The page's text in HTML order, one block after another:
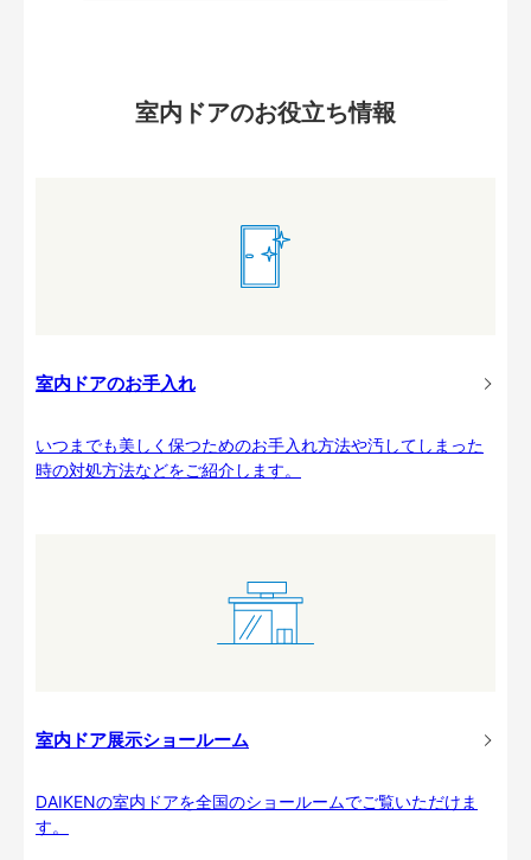
室内ドアのお役立ち情報
室内ドアのお手入れ
いつまでも美しく保つためのお手入れ方法や汚してしまった
時の対処方法などをご紹介します。
室内ドア展示ショールーム
DAIKENの室内ドアを全国のショールームでご覧いただけま
す。